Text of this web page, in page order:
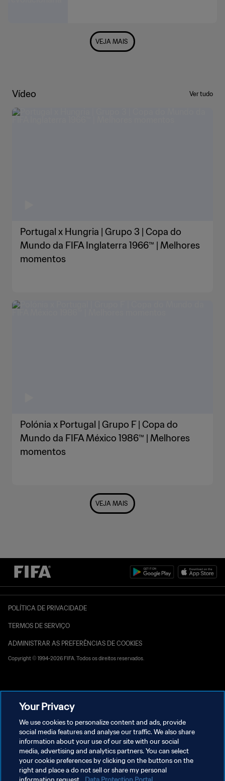
VEJA MAIS
Vídeo Ver tudo
Portugal x Hungria | Grupo 3 | Copa do
Mundo da FIFA Inglaterra 1966™ | Melhores
momentos
Polónia x Portugal | Grupo F | Copa do
Mundo da FIFA México 1986™ | Melhores
momentos
VEJA MAIS
POLÍTICA DE PRIVACIDADE
TERMOS DE SERVIÇO
ADMINISTRAR AS PREFERÊNCIAS DE COOKIES
Copyright © 1994-2026 FIFA. Todos os direitos reservados.
Your Privacy
We use cookies to personalize content and ads, provide
social media features and analyse our traffic. We also share
information about your use of our site with our social
media, advertising and analytics partners. You can select
your cookie preferences by clicking on the buttons on the
right and place a do not sell or share my personal